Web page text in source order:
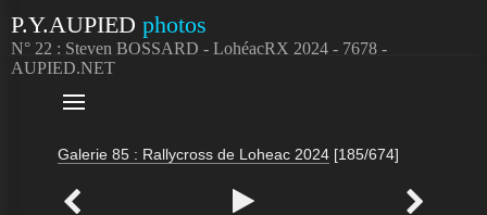
P.Y.AUPIED photos
N° 22 : Steven BOSSARD - LohéacRX 2024 - 7678 -
AUPIED.NET

Galerie 85 : Rallycross de Loheac 2024 [185/674]
  